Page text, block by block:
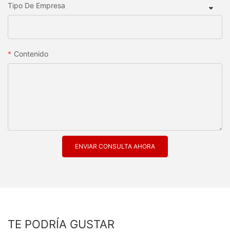
Tipo De Empresa
Contenido
ENVIAR CONSULTA AHORA
TE PODRÍA GUSTAR